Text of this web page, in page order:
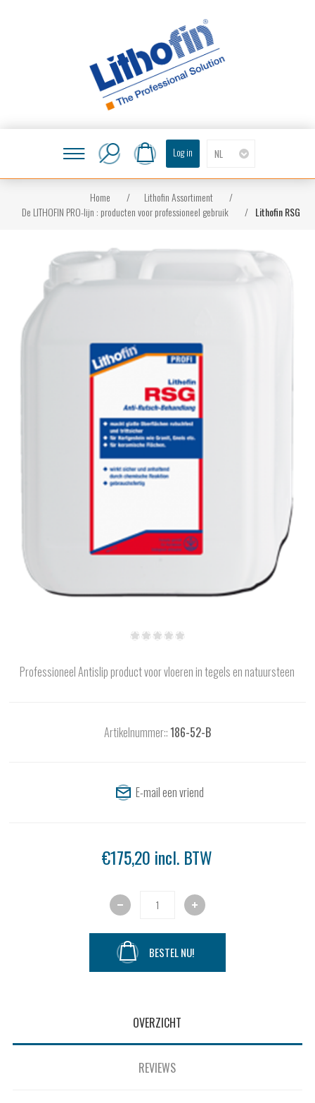
NL
Log in
Home / Lithofin Assortiment
/
De LITHOFIN PRO-lijn : producten voor professioneel gebruik
/ Lithofin RSG
Professioneel Antislip product voor vloeren in tegels en natuursteen
Artikelnummer::186-52-B
€175,20 incl. BTW
BESTEL NU!
OVERZICHT
REVIEWS